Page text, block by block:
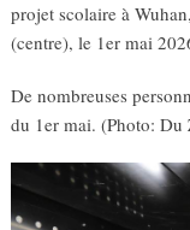
projet scolaire à
(centre), le 1er mai
De nombreuses
du 1er mai. (Photo: Du